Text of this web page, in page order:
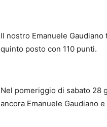
Il nostro Emanuele
quinto posto con 110 punti.
Nel pomeriggio di sabato 28
ancora Emanuele Gaudiano